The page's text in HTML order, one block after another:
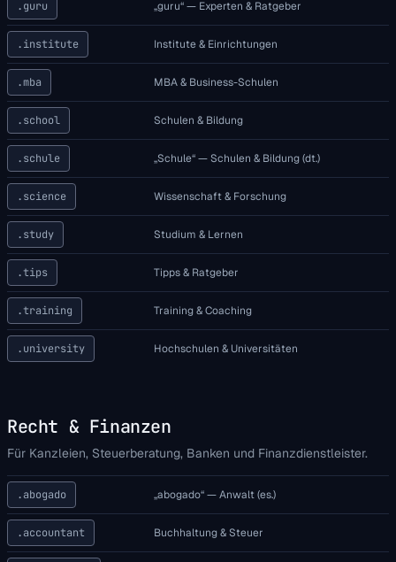
.guru „guru“ — Experten & Ratgeber
.institute Institute & Einrichtungen
.mba MBA & Business-Schulen
.school Schulen & Bildung
.schule „Schule“ — Schulen & Bildung (dt.)
.science Wissenschaft & Forschung
.study Studium & Lernen
.tips Tipps & Ratgeber
.training Training & Coaching
.university Hochschulen & Universitäten
Recht & Finanzen
Für Kanzleien, Steuerberatung, Banken und Finanzdienstleister.
.abogado „abogado“ — Anwalt (es.)
.accountant Buchhaltung & Steuer